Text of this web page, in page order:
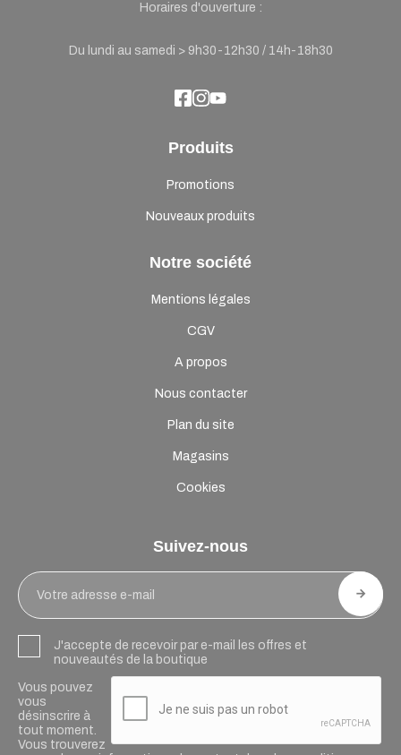
Horaires d'ouverture :
Du lundi au samedi > 9h30-12h30 / 14h-18h30
Produits
Promotions
Nouveaux produits
Notre société
Mentions légales
CGV
A propos
Nous contacter
Plan du site
Magasins
Cookies
Suivez-nous
J'accepte de recevoir par e-mail les offres et
nouveautés de la boutique
Vous pouvez
vous
désinscrire à
tout moment.
Vous trouverez